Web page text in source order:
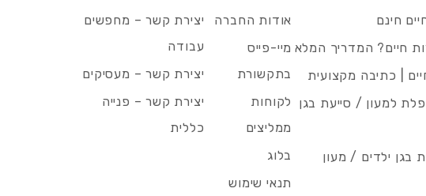
חינם
חיים? המדריך המלא
| כתיבה מקצועית
למעון / סייעת בגן
בגן ילדים / מעון
אודות החברה
מיי-פייס
בתקשורת
לקוחות
ממליצים
בלוג
תנאי שימוש
יצירת קשר – מחפשים
עבודה
יצירת קשר – מעסיקים
יצירת קשר – פנייה
כללית